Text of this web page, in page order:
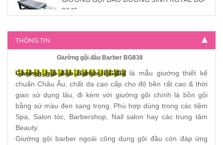
924S
THÔNG TIN
Giường gội đầu Barber BG838
Giường gội đầu Barber BG838là mẫu giường thiết kế
chuẩn Châu Âu, chất da cao cấp cho độ bền rất cao & thời
gian sử dụng lâu, đi kèm với giường gội chính là bồn gội
bằng sứ màu đen sang trọng. Phù hợp dùng trong các tiệm
Spa, Salon tóc, Barbershop, Nail salon hay các trung tâm
Beauty.
Giường gội barber ngoài công dụng gội đầu còn đáp ứng